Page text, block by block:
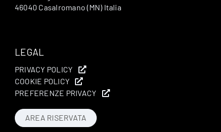
46040 Casalromano (MN) Italia
LEGAL
PRIVACY POLICY
COOKIE POLICY
PREFERENZE PRIVACY
AREA RISERVATA